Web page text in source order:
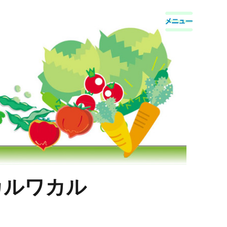
ワカル